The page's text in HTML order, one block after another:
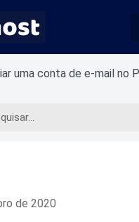
e Seguro Revenda
uma conta de e-mail no
de 2020